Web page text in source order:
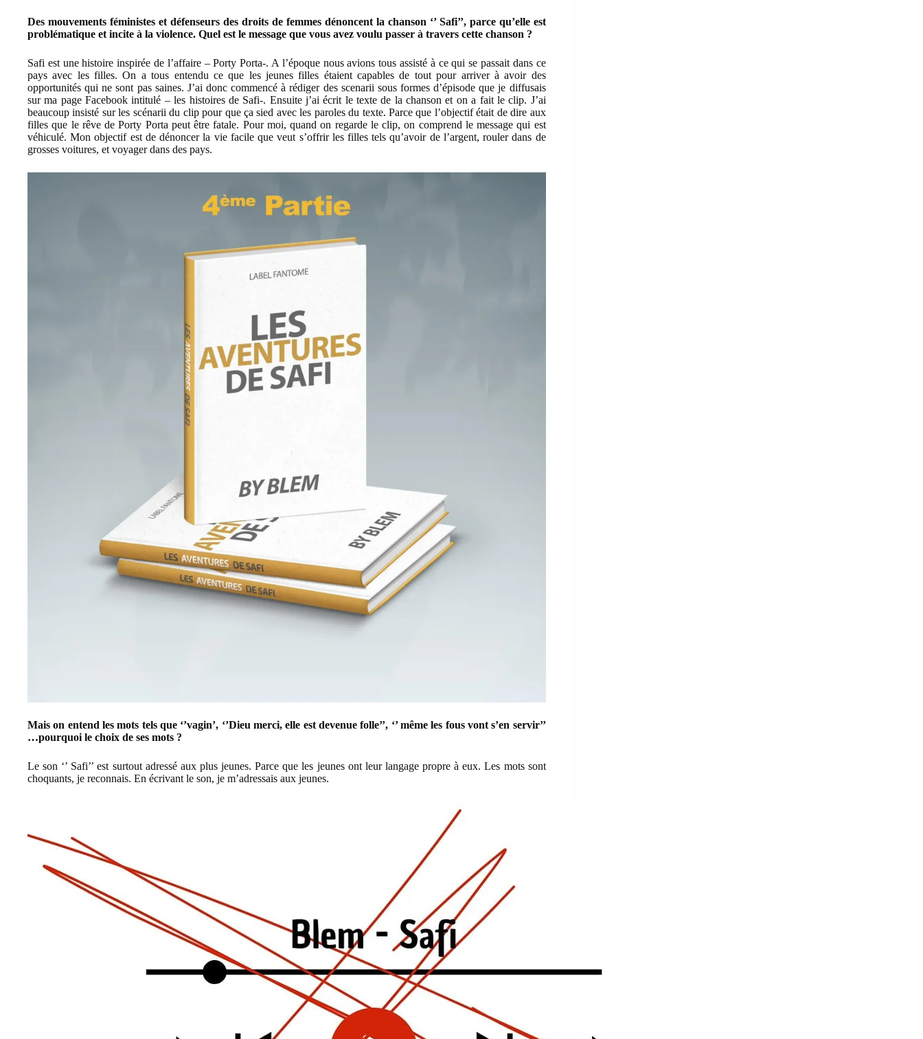
Des mouvements féministes et défenseurs des droits de femmes dénoncent la chanson ‘’ Safi’’, parce qu’elle est
problématique et incite à la violence. Quel est le message que vous avez voulu passer à travers cette chanson ?
Safi est une histoire inspirée de l’affaire – Porty Porta-. A l’époque nous avions tous assisté à ce qui se passait dans ce
pays avec les filles. On a tous entendu ce que les jeunes filles étaient capables de tout pour arriver à avoir des
opportunités qui ne sont pas saines. J’ai donc commencé à rédiger des scenarii sous formes d’épisode que je diffusais
sur ma page Facebook intitulé – les histoires de Safi-. Ensuite j’ai écrit le texte de la chanson et on a fait le clip. J’ai
beaucoup insisté sur les scénarii du clip pour que ça sied avec les paroles du texte. Parce que l’objectif était de dire aux
filles que le rêve de Porty Porta peut être fatale. Pour moi, quand on regarde le clip, on comprend le message qui est
véhiculé. Mon objectif est de dénoncer la vie facile que veut s’offrir les filles tels qu’avoir de l’argent, rouler dans de
grosses voitures, et voyager dans des pays.
Mais on entend les mots tels que ‘’vagin’, ‘’Dieu merci, elle est devenue folle’’, ‘’ même les fous vont s’en servir’’
…pourquoi le choix de ses mots ?
Le son ‘’ Safi’’ est surtout adressé aux plus jeunes. Parce que les jeunes ont leur langage propre à eux. Les mots sont
choquants, je reconnais. En écrivant le son, je m’adressais aux jeunes.